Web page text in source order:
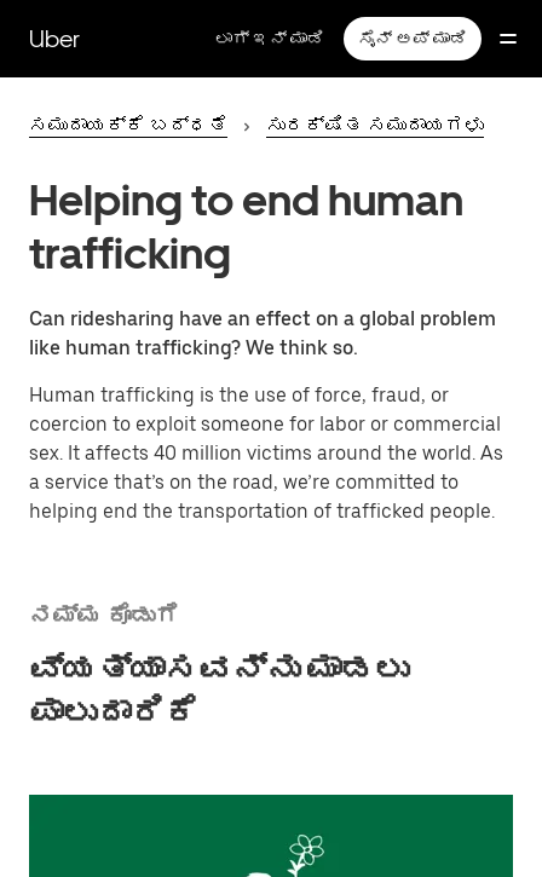
ವಿಷಯಕ್ಕೆ
ತೆರಳಿUber ಲಾಗ್ ಇನ್ ಮಾಡಿ ಸೈನ್ ಅಪ್ ಮಾಡಿ
ಸಮುದಾಯಕ್ಕೆ ಬದ್ಧತೆ ಸುರಕ್ಷಿತ ಸಮುದಾಯಗಳು
Helping to end human
trafficking
Can ridesharing have an effect on a global problem
like human trafficking? We think so.
Human trafficking is the use of force, fraud, or
coercion to exploit someone for labor or commercial
sex. It affects 40 million victims around the world. As
a service that’s on the road, we’re committed to
helping end the transportation of trafficked people.
ನಮ್ಮ ಕೊಡುಗೆ
ವ್ಯತ್ಯಾಸವನ್ನು ಮಾಡಲು
ಪಾಲುದಾರಿಕೆ